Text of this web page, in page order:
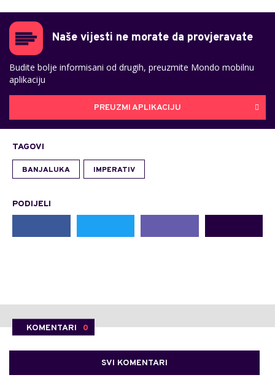
Naše vijesti ne morate da provjeravate
Budite bolje informisani od drugih, preuzmite Mondo mobilnu
aplikaciju
PREUZMI APLIKACIJU
TAGOVI
BANJALUKA IMPERATIV
PODIJELI
KOMENTARI 0
SVI KOMENTARI